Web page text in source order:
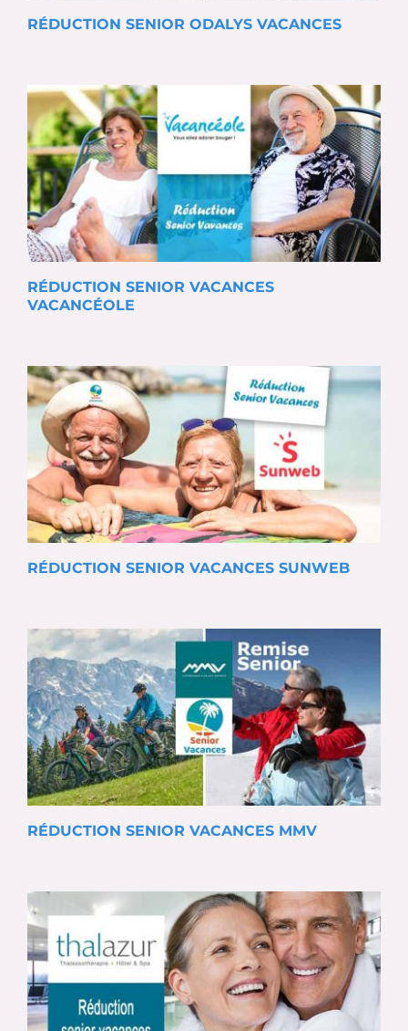
RÉDUCTION SENIOR ODALYS VACANCES
RÉDUCTION SENIOR VACANCES
VACANCÉOLE
RÉDUCTION SENIOR VACANCES SUNWEB
RÉDUCTION SENIOR VACANCES MMV